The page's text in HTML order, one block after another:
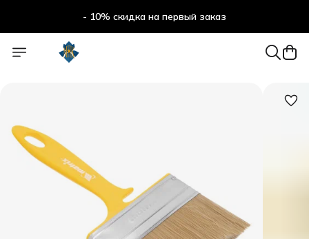
- 10% скидка на первый заказ